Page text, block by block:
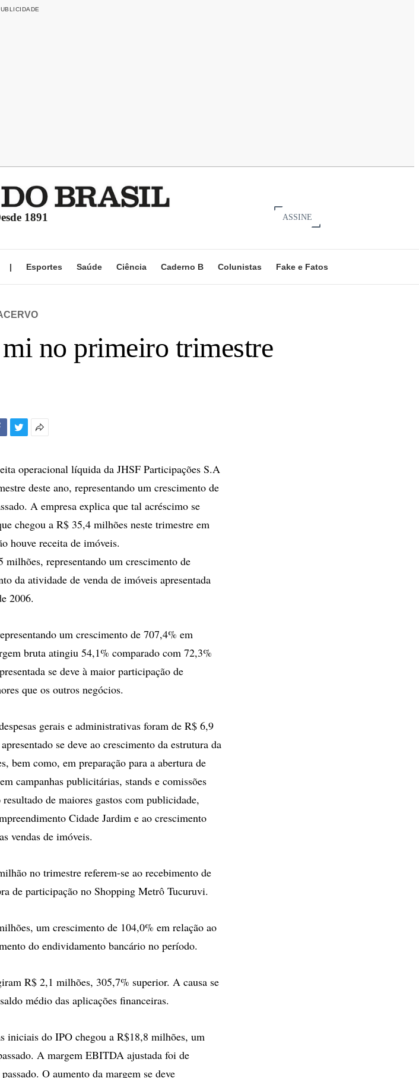
1891 ASSINE
| Esportes Saúde Ciência Caderno B Colunistas Fake e Fatos
no primeiro trimestre
compartilhamento
operacional líquida da JHSF Participações S.A
deste ano, representando um crescimento de
A empresa explica que tal acréscimo se
chegou a R$ 35,4 milhões neste trimestre em
houve receita de imóveis.
milhões, representando um crescimento de
da atividade de venda de imóveis apresentada
2006.
um crescimento de 707,4% em
bruta atingiu 54,1% comparado com 72,3%
se deve à maior participação de
que os outros negócios.
gerais e administrativas foram de R$ 6,9
se deve ao crescimento da estrutura da
bem como, em preparação para a abertura de
campanhas publicitárias, stands e comissões
de maiores gastos com publicidade,
Cidade Jardim e ao crescimento
vendas de imóveis.
no trimestre referem-se ao recebimento de
de participação no Shopping Metrô Tucuruvi.
um crescimento de 104,0% em relação ao
do endividamento bancário no período.
R$ 2,1 milhões, 305,7% superior. A causa se
médio das aplicações financeiras.
iniciais do IPO chegou a R$18,8 milhões, um
A margem EBITDA ajustada foi de
O aumento da margem se deve